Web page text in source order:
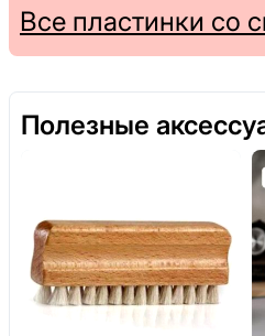
Все пластинки со
Полезные